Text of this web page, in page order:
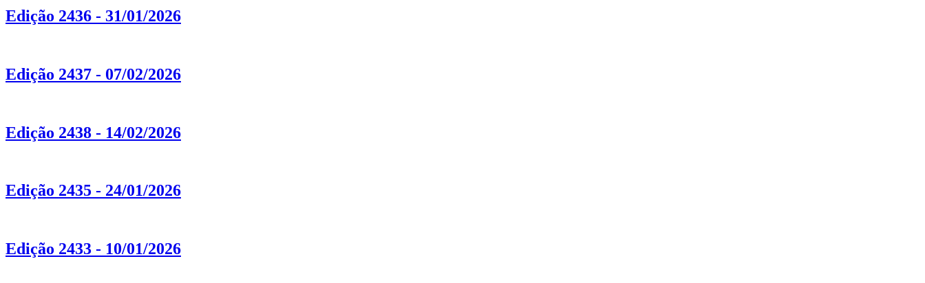
Edição 2436 - 31/01/2026
Edição 2437 - 07/02/2026
Edição 2438 - 14/02/2026
Edição 2435 - 24/01/2026
Edição 2433 - 10/01/2026